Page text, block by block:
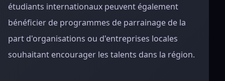
étudiants internationaux peuvent également
bénéficier de programmes de parrainage de la
part d'organisations ou d'entreprises locales
souhaitant encourager les talents dans la région.